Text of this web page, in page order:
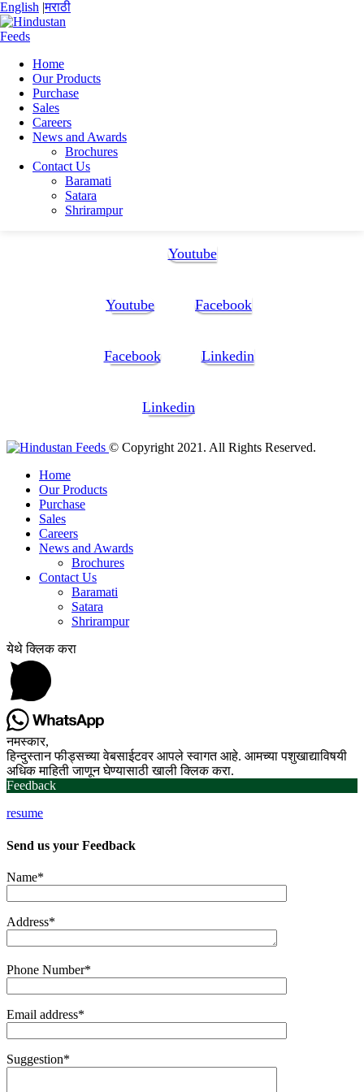
English |मराठी
Home
Our Products
Purchase
Sales
Careers
News and Awards
Brochures
Contact Us
Baramati
Satara
Shrirampur
Home
rushikesh bharat gaikwad
resume
resume
Youtube
Youtube Facebook
Facebook Linkedin
Linkedin
© Copyright 2021. All Rights Reserved.
Home
Our Products
Purchase
Sales
Careers
News and Awards
Brochures
Contact Us
Baramati
Satara
Shrirampur
येथे क्लिक करा
नमस्कार,
हिन्दुस्तान फीड्सच्या वेबसाईटवर आपले स्वागत आहे. आमच्या पशुखाद्याविषयी
अधिक माहिती जाणून घेण्यासाठी खाली क्लिक करा.
Feedback
resume
Send us your Feedback
Name*
Address*
Phone Number*
Email address*
Suggestion*